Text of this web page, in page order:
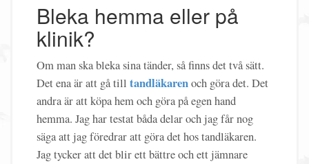
Bleka hemma eller på
klinik?
Om man ska bleka sina tänder, så finns det två sätt.
Det ena är att gå till tandläkarenoch göra det. Det
andra är att köpa hem och göra på egen hand
hemma. Jag har testat båda delar och jag får nog
säga att jag föredrar att göra det hos tandläkaren.
Jag tycker att det blir ett bättre och ett jämnare